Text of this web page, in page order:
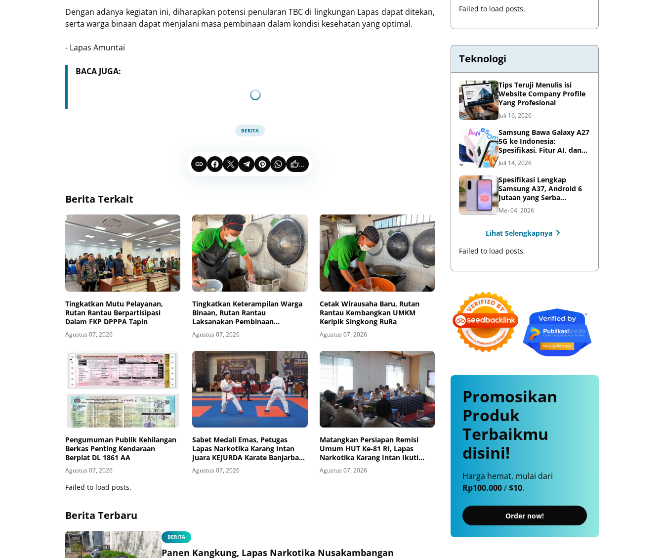
Dengan adanya kegiatan ini, diharapkan potensi penularan TBC di lingkungan Lapas dapat ditekan,
serta warga binaan dapat menjalani masa pembinaan dalam kondisi kesehatan yang optimal.
- Lapas Amuntai
BACA JUGA:
BERITA
...
Berita Terkait
Tingkatkan Mutu Pelayanan,
Rutan Rantau Berpartisipasi
Dalam FKP DPPPA Tapin
Agustus 07, 2026
Tingkatkan Keterampilan Warga
Binaan, Rutan Rantau
Laksanakan Pembinaan
Kemandirian Pembuatan Telur
Asin RuRa
Agustus 07, 2026
Cetak Wirausaha Baru, Rutan
Rantau Kembangkan UMKM
Keripik Singkong RuRa
Agustus 07, 2026
Pengumuman Publik Kehilangan
Berkas Penting Kendaraan
Berplat DL 1861 AA
Agustus 07, 2026
Sabet Medali Emas, Petugas
Lapas Narkotika Karang Intan
Juara KEJURDA Karate Banjarbaru
2026
Agustus 07, 2026
Matangkan Persiapan Remisi
Umum HUT Ke-81 RI, Lapas
Narkotika Karang Intan Ikuti
Rapat Koordinasi
Agustus 07, 2026
Failed to load posts.
Berita Terbaru
BERITA
Panen Kangkung, Lapas Narkotika Nusakambangan
Failed to load posts.
Teknologi
Tips Teruji Menulis isi
Website Company Profile
Yang Profesional
Juli 16, 2026
Samsung Bawa Galaxy A27
5G ke Indonesia:
Spesifikasi, Fitur AI, dan
Harga Resmi
Juli 14, 2026
Spesifikasi Lengkap
Samsung A37, Android 6
Jutaan yang Serba
Lengkap
Mei 04, 2026
Lihat Selengkapnya
Failed to load posts.
Promosikan
Produk
Terbaikmu
disini!
Harga hemat, mulai dari
Rp100.000/$10.
Order now!